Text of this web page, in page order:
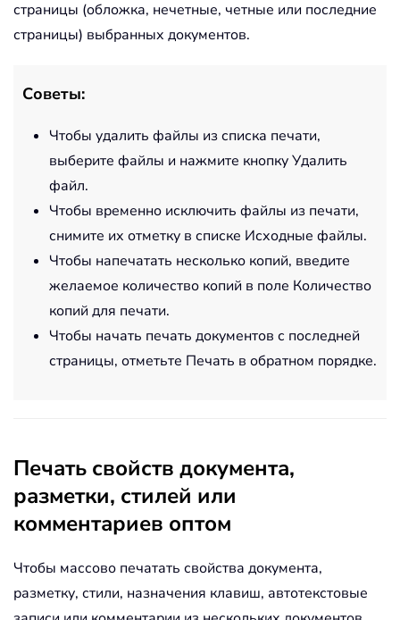
страницы (обложка, нечетные, четные или последние
страницы) выбранных документов.
Советы:
Чтобы удалить файлы из списка печати,
выберите файлы и нажмите кнопку Удалить
файл.
Чтобы временно исключить файлы из печати,
снимите их отметку в списке Исходные файлы.
Чтобы напечатать несколько копий, введите
желаемое количество копий в поле Количество
копий для печати.
Чтобы начать печать документов с последней
страницы, отметьте Печать в обратном порядке.
Печать свойств документа,
разметки, стилей или
комментариев оптом
Чтобы массово печатать свойства документа,
разметку, стили, назначения клавиш, автотекстовые